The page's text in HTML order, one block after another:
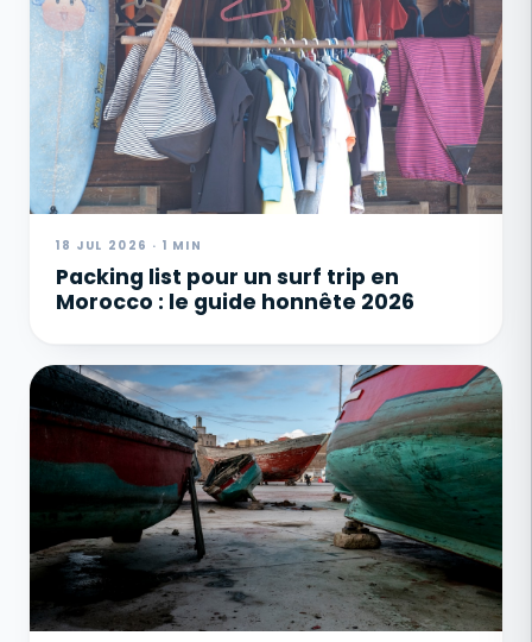
18 JUL 2026 · 1 MIN
Packing list pour un surf trip en
Morocco : le guide honnête 2026